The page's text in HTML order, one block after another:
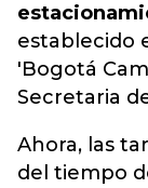
establecido
'Bogotá
Secretaria
Ahora, las
del tiempo